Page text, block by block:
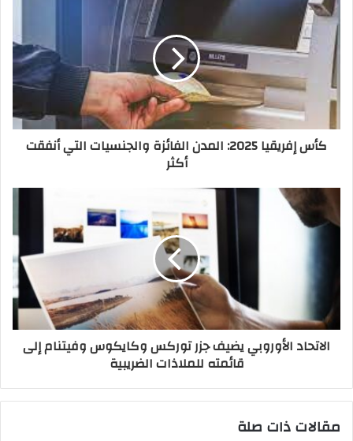
الصادرات الغذائية المصرية تتجه نحو المغرب في
حملة توسع جديدة
كأس إفريقيا 2025: المدن الفائزة والجنسيات التي أنفقت
أكثر
الاتحاد الأوروبي يضيف جزر توركس وكايكوس وفيتنام إلى
قائمته للملاذات الضريبية
مقالات ذات صلة